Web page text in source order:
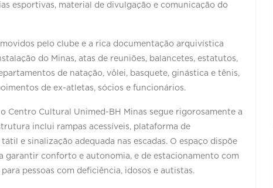
esportivas, material de divulgação e comunicação do
pelo clube e a rica documentação arquivística
do Minas, atas de reuniões, balancetes, estatutos,
de natação, vôlei, basquete, ginástica e tênis,
de ex-atletas, sócios e funcionários.
Centro Cultural Unimed-BH Minas segue rigorosamente a
inclui rampas acessíveis, plataforma de
e sinalização adequada nas escadas. O espaço dispõe
garantir conforto e autonomia, e de estacionamento com
pessoas com deficiência, idosos e autistas.